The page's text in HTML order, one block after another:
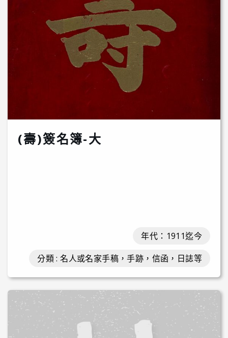
(壽)簽名簿-大
年代：1911迄今
分類 : 名人或名家手稿，手跡，信函，日誌等